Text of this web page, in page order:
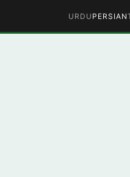
PERSIAN
URDU